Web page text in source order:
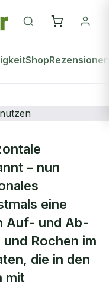
ShopRezensionen
Vertikale
– nun
eine
Auf- und Ab-
Rochen im
die in den
mit